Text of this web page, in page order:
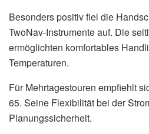
Besonders positiv fiel die
TwoNav-Instrumente auf. Die
ermöglichten komfortables
Temperaturen.
Für Mehrtagestouren empfiehlt
65. Seine Flexibilität bei der
Planungssicherheit.